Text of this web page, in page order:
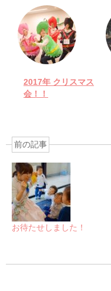
2017年 クリスマス
会！！
前の記事
お待たせしました！